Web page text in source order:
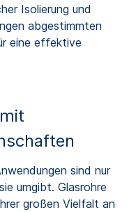
Isolierung und
abgestimmten
eine effektive
sind nur
umgibt. Glasrohre
großen Vielfalt an